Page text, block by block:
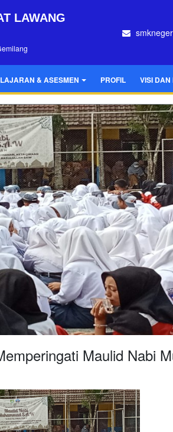
LAWANG
& ASESMEN PROFIL VISI DAN
Maulid Nabi